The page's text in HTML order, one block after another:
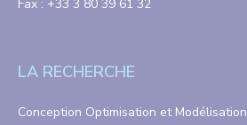
Fax : +33 3 80 39 61 32
LA RECHERCHE
Conception Optimisation et Modélisation